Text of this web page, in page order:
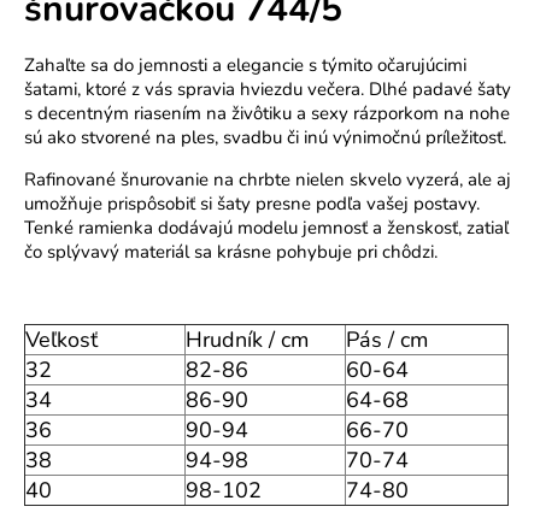
Zahaľte sa do jemnosti a elegancie s týmito očarujúcimi
šatami, ktoré z vás spravia hviezdu večera. Dlhé padavé šaty
s decentným riasením na živôtiku a sexy rázporkom na nohe
sú ako stvorené na ples, svadbu či inú výnimočnú príležitosť.
Rafinované šnurovanie na chrbte nielen skvelo vyzerá, ale aj
umožňuje prispôsobiť si šaty presne podľa vašej postavy.
Tenké ramienka dodávajú modelu jemnosť a ženskosť, zatiaľ
čo splývavý materiál sa krásne pohybuje pri chôdzi.
Veľkosť Hrudník / cm
Pás / cm
32
82-86
60-64
34
86-90
64-68
36
90-94
66-70
38
94-98
70-74
40
98-102 74-80
o
r
ú
č
a
e